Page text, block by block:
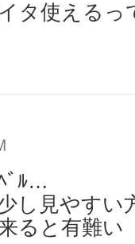
タ使えるっ
ﾞﾙ…
し見やす
ると有難い